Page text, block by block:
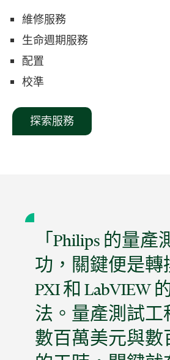
維修服務
生命週期服務
配置
校準
探索服務
「Philips 的量產
功，關鍵便是轉
PXI 和 LabVIEW
法。量產測試工
數百萬美元與數